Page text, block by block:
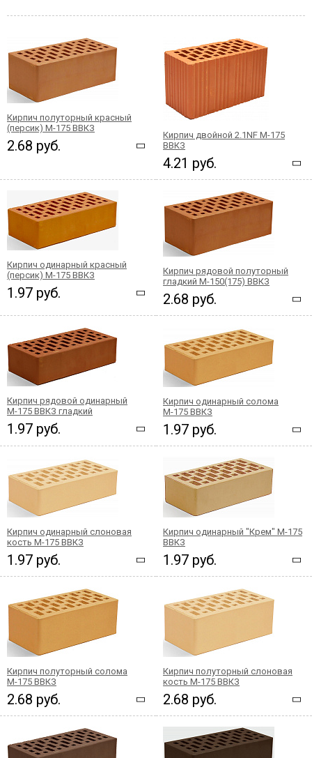
Кирпич полуторный красный
(персик) М-175 ВВКЗ
2.68 руб.
Кирпич двойной 2.1NF М-175
ВВКЗ
4.21 руб.
Кирпич одинарный красный
(персик) М-175 ВВКЗ
1.97 руб.
Кирпич рядовой полуторный
гладкий М-150(175) ВВКЗ
2.68 руб.
Кирпич рядовой одинарный
М-175 ВВКЗ гладкий
1.97 руб.
Кирпич одинарный солома
М-175 ВВКЗ
1.97 руб.
Кирпич одинарный слоновая
кость М-175 ВВКЗ
1.97 руб.
Кирпич одинарный "Крем" М-175
ВВКЗ
1.97 руб.
Кирпич полуторный солома
М-175 ВВКЗ
2.68 руб.
Кирпич полуторный слоновая
кость М-175 ВВКЗ
2.68 руб.